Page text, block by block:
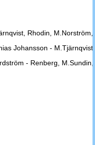
Rhodin,
Johansson -
- Renberg, M.Sundin,